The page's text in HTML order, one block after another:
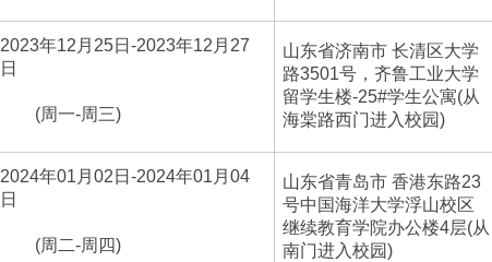
2023年12月25日-2023年12月27
日
(周一-周三)
山东省济南市 长清区大学
路3501号，齐鲁工业大学
留学生楼-25#学生公寓(从
海棠路西门进入校园)
2024年01月02日-2024年01月04
日
(周二-周四)
山东省青岛市 香港东路23
号中国海洋大学浮山校区
继续教育学院办公楼4层(从
南门进入校园)